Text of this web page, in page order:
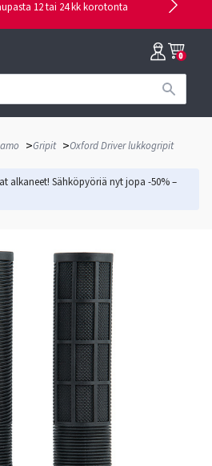
12 tai 24 kk korotonta
0
>Gripit >Oxford Driver lukkogripit
alkaneet! Sähköpyöriä nyt jopa -50% –